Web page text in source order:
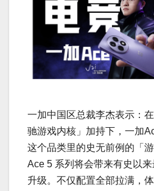
一加中国区总裁李杰表示：
驰游戏内核」加持下，一加
这个品类里的史无前例的「
Ace 5 系列将会带来有史以
升级。不仅配置全部拉满，